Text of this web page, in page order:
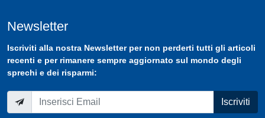
Newsletter
Iscriviti alla nostra Newsletterper non perderti tutti gli articoli
recenti e per rimanere sempre aggiornato sul mondo degli
sprechi e dei risparmi:
Iscriviti